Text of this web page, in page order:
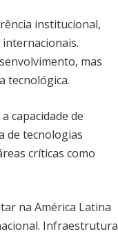
institucional,
mas
tecnológica.
capacidade de
de tecnologias
críticas como
na América Latina
Infraestrutura